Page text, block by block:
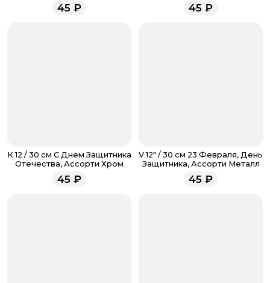
помещены в корзину, правильно ли отмечено их
звоните по номеру телефона
8 (927) 936-71-86
или
напишите WhatsApp
+7 937 333-66-53. Наши
менеджеры работают ежедневно с 9.00 до 23.00 и
всегда рады проконсультировать вас.
45 ₽ 45 ₽
К 12 / 30 см С Днем Защитника
Отечества, Ассорти Хром
45 ₽
V 12" / 30 см 23 Февраля, День
Защитника, Ассорти Металл
45 ₽